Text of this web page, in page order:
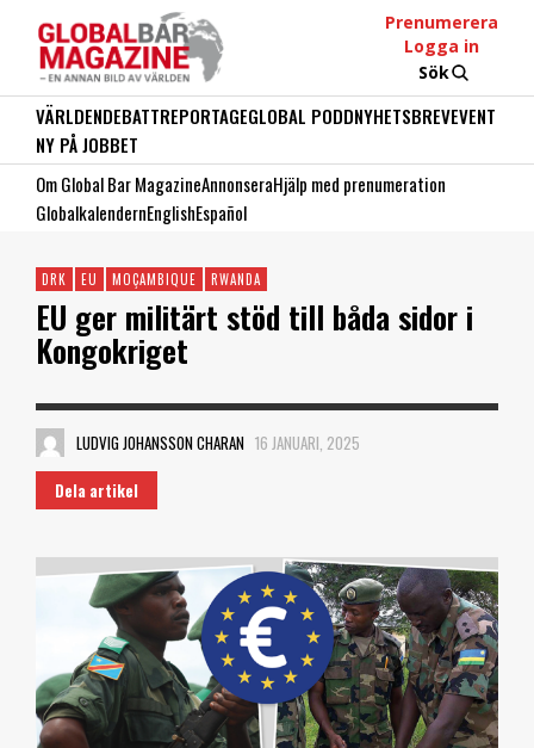
Prenumerera
Logga in
Sök
VÄRLDENDEBATTREPORTAGEGLOBAL PODDNYHETSBREVEVENT
NY PÅ JOBBET
Om Global Bar MagazineAnnonseraHjälp med prenumeration
GlobalkalendernEnglishEspañol
DRK EU MOÇAMBIQUE RWANDA
EU ger militärt stöd till båda sidor i
Kongokriget
LUDVIG JOHANSSON CHARAN 16 JANUARI, 2025
Dela artikel